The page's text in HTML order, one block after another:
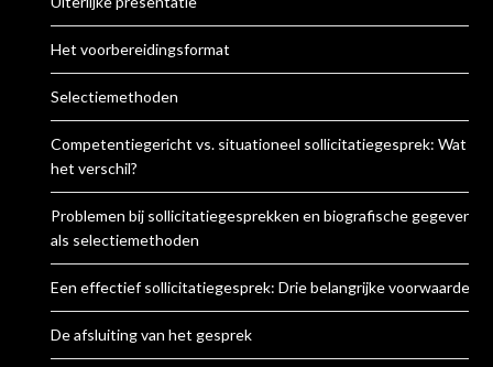
Het voorbereidingsformat
Selectiemethoden
Competentiegericht vs. situationeel sollicitatiegesprek: Wat is
het verschil?
Problemen bij sollicitatiegesprekken en biografische gegevens
als selectiemethoden
Een effectief sollicitatiegesprek: Drie belangrijke voorwaarden
De afsluiting van het gesprek